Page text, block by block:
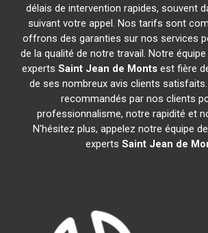
délais de intervention rapides, souvent
suivant votre appel. Nos tarifs sont
offrons des garanties sur nos services
de la qualité de notre travail. Notre
expertsSaint Jean de Monts est fière
de ses nombreux avis clients
recommandés par nos clients
professionnalisme, notre rapidité et
N'hésitez plus, appelez notre équipe
experts Saint Jean de